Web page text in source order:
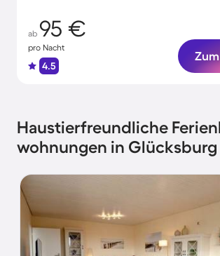
ab 95 €
pro Nacht
4.5
Haustierfreundliche
wohnungen in Glücksburg